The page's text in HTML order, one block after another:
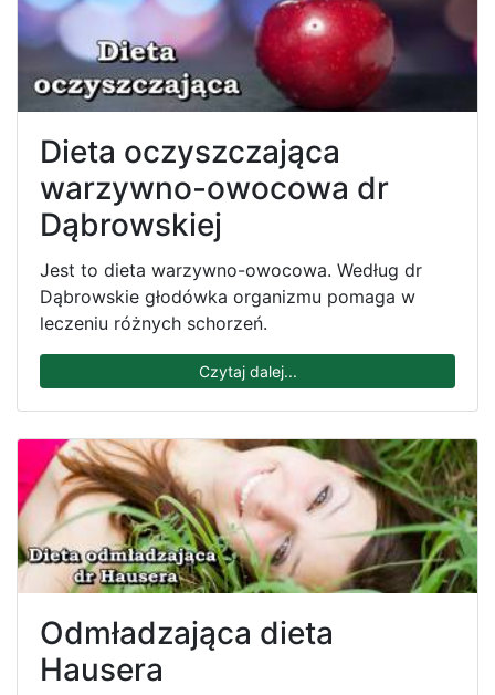
Dieta oczyszczająca
warzywno-owocowa dr
Dąbrowskiej
Jest to dieta warzywno-owocowa. Według dr
Dąbrowskie głodówka organizmu pomaga w
leczeniu różnych schorzeń.
Czytaj dalej...
Odmładzająca dieta
Hausera